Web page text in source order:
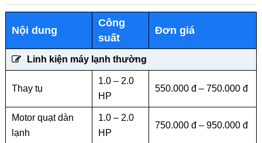
Nội dung
Công
suất
Đơn giá
Linh kiện máy lạnh thường
Thay tụ
1.0 – 2.0
HP
550.000 đ – 750.000 đ
Motor quạt dàn
lạnh
1.0 – 2.0
HP
750.000 đ – 950.000 đ